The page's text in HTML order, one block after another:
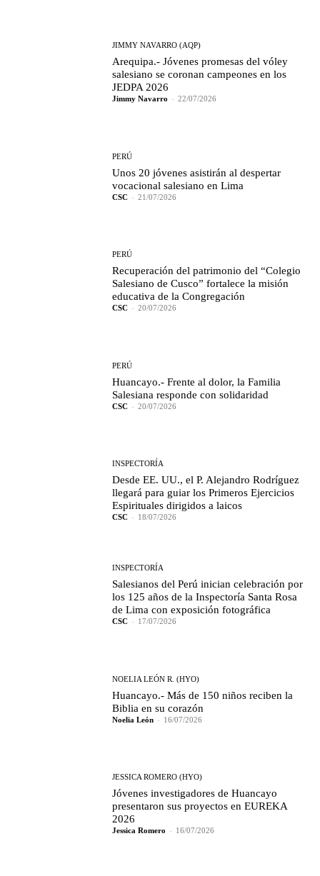
JIMMY NAVARRO (AQP)
Arequipa.- Jóvenes promesas del vóley
salesiano se coronan campeones en los
JEDPA 2026
Jimmy Navarro - 22/07/2026
PERÚ
Unos 20 jóvenes asistirán al despertar
vocacional salesiano en Lima
CSC - 21/07/2026
PERÚ
Recuperación del patrimonio del “Colegio
Salesiano de Cusco” fortalece la misión
educativa de la Congregación
CSC - 20/07/2026
PERÚ
Huancayo.- Frente al dolor, la Familia
Salesiana responde con solidaridad
CSC - 20/07/2026
INSPECTORÍA
Desde EE. UU., el P. Alejandro Rodríguez
llegará para guiar los Primeros Ejercicios
Espirituales dirigidos a laicos
CSC - 18/07/2026
INSPECTORÍA
Salesianos del Perú inician celebración por
los 125 años de la Inspectoría Santa Rosa
de Lima con exposición fotográfica
CSC - 17/07/2026
NOELIA LEÓN R. (HYO)
Huancayo.- Más de 150 niños reciben la
Biblia en su corazón
Noelia León - 16/07/2026
JESSICA ROMERO (HYO)
Jóvenes investigadores de Huancayo
presentaron sus proyectos en EUREKA
2026
Jessica Romero - 16/07/2026